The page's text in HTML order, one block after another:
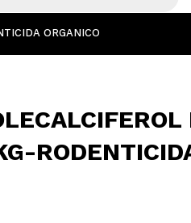
ORGANICO